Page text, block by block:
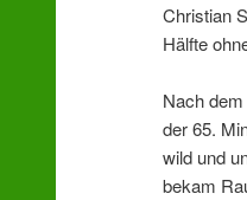
Christian
Hälfte
Nach
der 65.
wild und
bekam